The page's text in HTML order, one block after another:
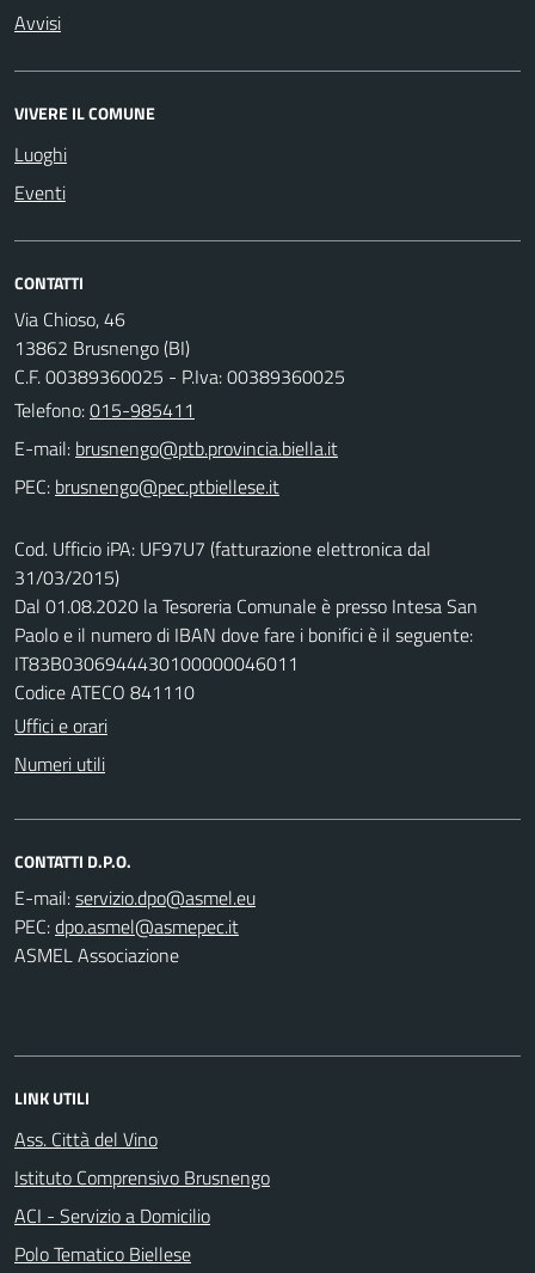
Avvisi
VIVERE IL COMUNE
Luoghi
Eventi
CONTATTI
Via Chioso, 46
13862 Brusnengo (BI)
C.F. 00389360025 - P.Iva: 00389360025
Telefono:015-985411
E-mail:
PEC:
Cod. Ufficio iPA: UF97U7 (fatturazione elettronica dal
31/03/2015)
Dal 01.08.2020 la Tesoreria Comunale è presso Intesa San
Paolo e il numero di IBAN dove fare i bonifici è il seguente:
IT83B0306944430100000046011
Codice ATECO 841110
Uffici e orari
Numeri utili
CONTATTI D.P.O.
E-mail:
PEC:
ASMEL Associazione
LINK UTILI
Ass. Città del Vino
Istituto Comprensivo Brusnengo
ACI - Servizio a Domicilio
Polo Tematico Biellese